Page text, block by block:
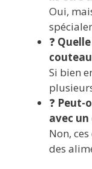
Oui,
❓
Si bien
❓ Peut-
avec
Non,
des